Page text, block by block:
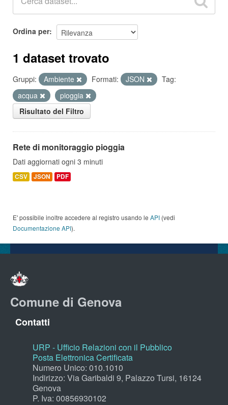
Ordina per
1 dataset trovato
Gruppi: Ambiente Formati: JSON
Tag:
acqua
pioggia
Risultato del Filtro
Rete di monitoraggio pioggia
Dati aggiornati ogni 3 minuti
CSV JSON PDF
E' possibile inoltre accedere al registro usando le API (vedi
Documentazione API).
Comune di Genova
Contatti
URP - Ufficio Relazioni con il Pubblico
Posta Elettronica Certificata
Numero Unico: 010.1010
Indirizzo: Via Garibaldi 9, Palazzo Tursi, 16124
Genova
P. Iva: 00856930102